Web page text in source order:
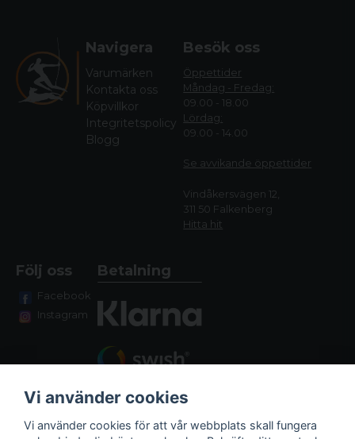
Navigera
Varumärken
Kontakta oss
Köpvillkor
Integritetspolicy
Blogg
Besök oss
Öppettider
Måndag - Fredag:
09.00 - 18.00
Lördag:
09.00 - 14.00
Se avvikande öppettider
Vindåkersvägen 12,
311 50 Falkenberg
Hitta hit
Följ oss
Facebook
Instagram
Betalning
Vi använder cookies
Vi använder cookies för att vår webbplats skall fungera